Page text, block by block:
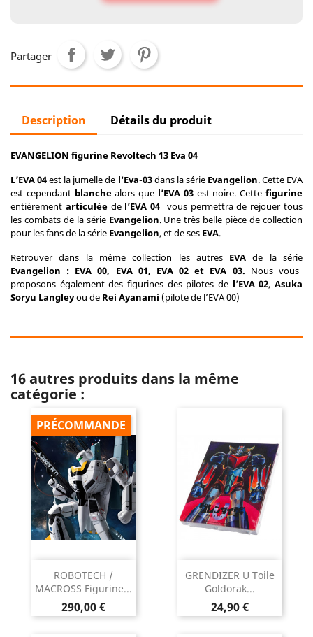
Partager
Description Détails du produit
EVANGELION figurine Revoltech 13 Eva 04
L’EVA 04est la jumelle de l'Eva-03dans la série Evangelion. Cette EVA
est cependant blanchealors que l’EVA 03est noire. Cettefigurine
entièrement articuléede l’EVA 04 vous permettra de rejouer tous
les combats de la série Evangelion. Une très belle pièce de collection
pour les fans de la série Evangelion, et de ses EVA.
Retrouver dans la même collection les autres EVA de la série
Evangelion : EVA 00, EVA 01, EVA 02 et EVA 03. Nous vous
proposons également des figurines des pilotes de l’EVA 02,Asuka
Soryu Langleyou de Rei Ayanami (pilote de l’EVA 00)
16 autres produits dans la même
catégorie :
ROBOTECH /
MACROSS Figurine...
Prix
290,00 €
PRÉCOMMANDE
GRENDIZER U Toile
Goldorak...
Prix
24,90 €